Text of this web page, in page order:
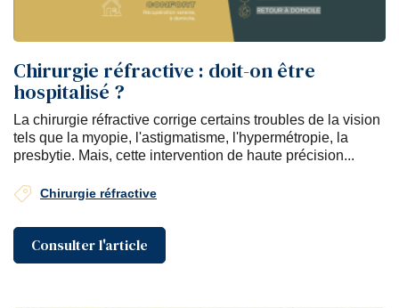
Chirurgie réfractive : doit-on être
hospitalisé ?
La chirurgie réfractive corrige certains troubles de la vision
tels que la myopie, l'astigmatisme, l'hypermétropie, la
presbytie. Mais, cette intervention de haute précision...
Chirurgie réfractive
Consulter l'article